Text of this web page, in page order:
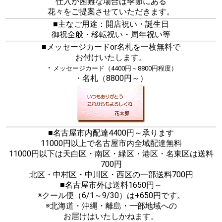
花々をご提案させていただきます。
■主なご用途：開店祝い・誕生日
御祝全般・移転祝い・周年祝い等
■メッセージカードor名札を一枚無料で
お付けいたします。
・ メッセージカード（4400円～8800円程度）
・名札（8800円～）
■名古屋市内配達4400円～承ります
11000円以上で名古屋市内全域配達無料
11000円以下は天白区・南区・緑区・港区・名東区は送料
700円
北区・中村区・中川区・西区の一部送料700円
■名古屋市外は送料1650円～
※クール便（6/1～9/30）は+650円です。
※北海道・沖縄・離島・一部地域への
お届けはいたしかねます。